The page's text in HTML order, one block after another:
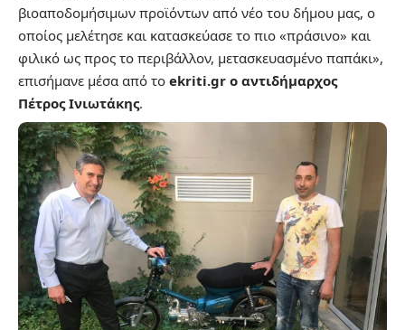
βιοαποδομήσιμων προϊόντων από νέο του δήμου μας, ο
οποίος μελέτησε και κατασκεύασε το πιο «πράσινο» και
φιλικό ως προς το περιβάλλον, μετασκευασμένο παπάκι»,
επισήμανε μέσα από το ekriti.gr ο αντιδήμαρχος
Πέτρος Ινιωτάκης.